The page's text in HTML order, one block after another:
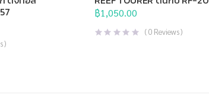
)
฿1,050.00
(0 Reviews )